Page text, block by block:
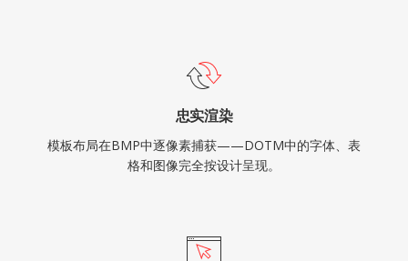
忠实渲染
模板布局在BMP中逐像素捕获——DOTM中的字体、表
格和图像完全按设计呈现。